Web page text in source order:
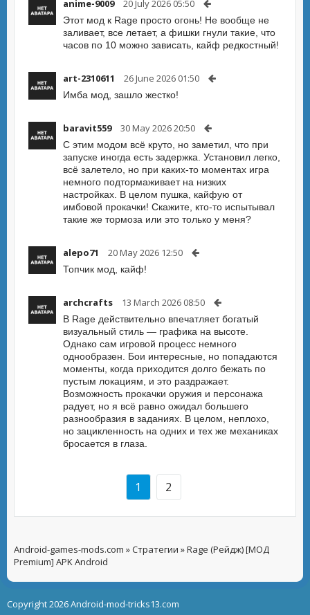
anime-9009 20 July 2026 05:50
Этот мод к Rage просто огонь! Не вообще не
заливает, все летает, а фишки гнули такие, что
часов по 10 можно зависать, кайф редкостный!
art-2310611 26 June 2026 01:50
Имба мод, зашло жестко!
baravit559 30 May 2026 20:50
С этим модом всё круто, но заметил, что при
запуске иногда есть задержка. Установил легко,
всё залетело, но при каких-то моментах игра
немного подтормаживает на низких
настройках. В целом пушка, кайфую от
имбовой прокачки! Скажите, кто-то испытывал
такие же тормоза или это только у меня?
alepo71 20 May 2026 12:50
Топчик мод, кайф!
archcrafts 13 March 2026 08:50
В Rage действительно впечатляет богатый
визуальный стиль — графика на высоте.
Однако сам игровой процесс немного
однообразен. Бои интересные, но попадаются
моменты, когда приходится долго бежать по
пустым локациям, и это раздражает.
Возможность прокачки оружия и персонажа
радует, но я всё равно ожидал большего
разнообразия в заданиях. В целом, неплохо,
но зацикленность на одних и тех же механиках
бросается в глаза.
1 2
Android-games-mods.com »Стратегии » Rage (Рейдж) [МОД
Premium] APK Android
Copyright 2026 Android-mod-tricks13.com